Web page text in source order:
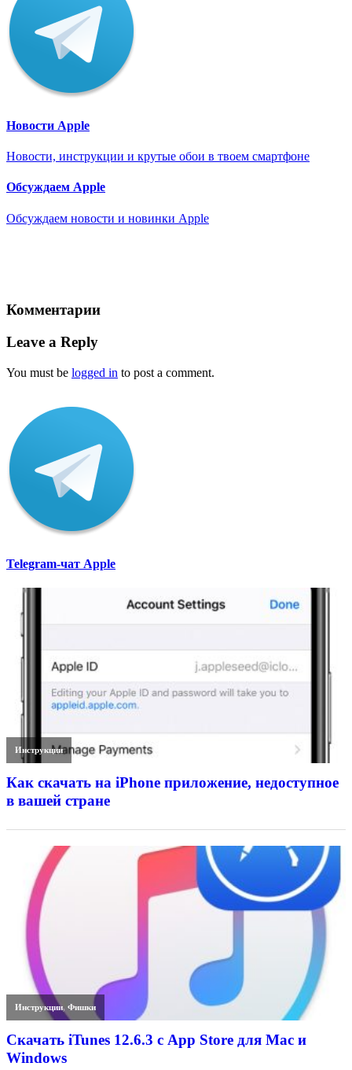
Новости Apple
Новости, инструкции и крутые обои в твоем смартфоне
Обсуждаем Apple
Обсуждаем новости и новинки Apple
Комментарии
Leave a Reply
You must be logged in to post a comment.
Telegram-чат Apple
Инструкции
Как скачать на iPhone приложение, недоступное
в вашей стране
Инструкции,Фишки
Скачать iTunes 12.6.3 с App Store для Mac и
Windows